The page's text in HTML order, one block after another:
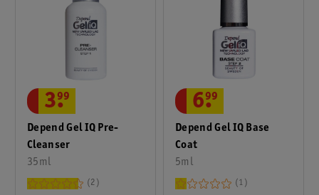
Depend Gel IQ Pre-
Cleanser
35ml
3.
99
2
Depend Gel IQ Base
Coat
5ml
6.
99
1